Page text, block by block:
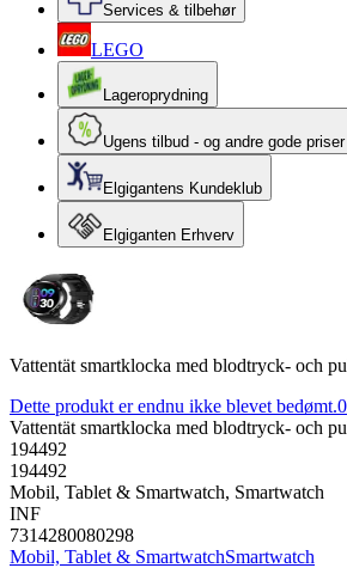
Services & tilbehør
LEGO
Lageroprydning
Ugens tilbud - og andre gode priser
Elgigantens Kundeklub
Elgiganten Erhverv
Vattentät smartklocka med blodtryck- och
Dette produkt er endnu ikke blevet bedømt.0
Vattentät smartklocka med blodtryck- och
194492
194492
Mobil, Tablet & Smartwatch, Smartwatch
INF
7314280080298
Mobil, Tablet & SmartwatchSmartwatch